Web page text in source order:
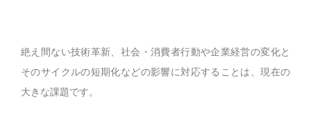
絶え間ない技術革新、社会・消費者行動や企業経営の変化と
そのサイクルの短期化などの影響に対応することは、現在の
大きな課題です。